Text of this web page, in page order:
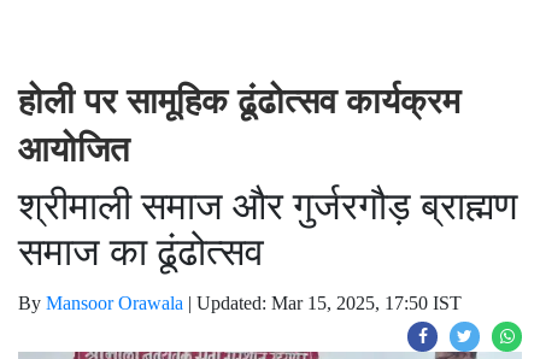
होली पर सामूहिक ढूंढोत्सव कार्यक्रम
आयोजित
श्रीमाली समाज और गुर्जरगौड़ ब्राह्मण
समाज का ढूंढोत्सव
By Mansoor Orawala | Updated: Mar 15, 2025, 17:50 IST